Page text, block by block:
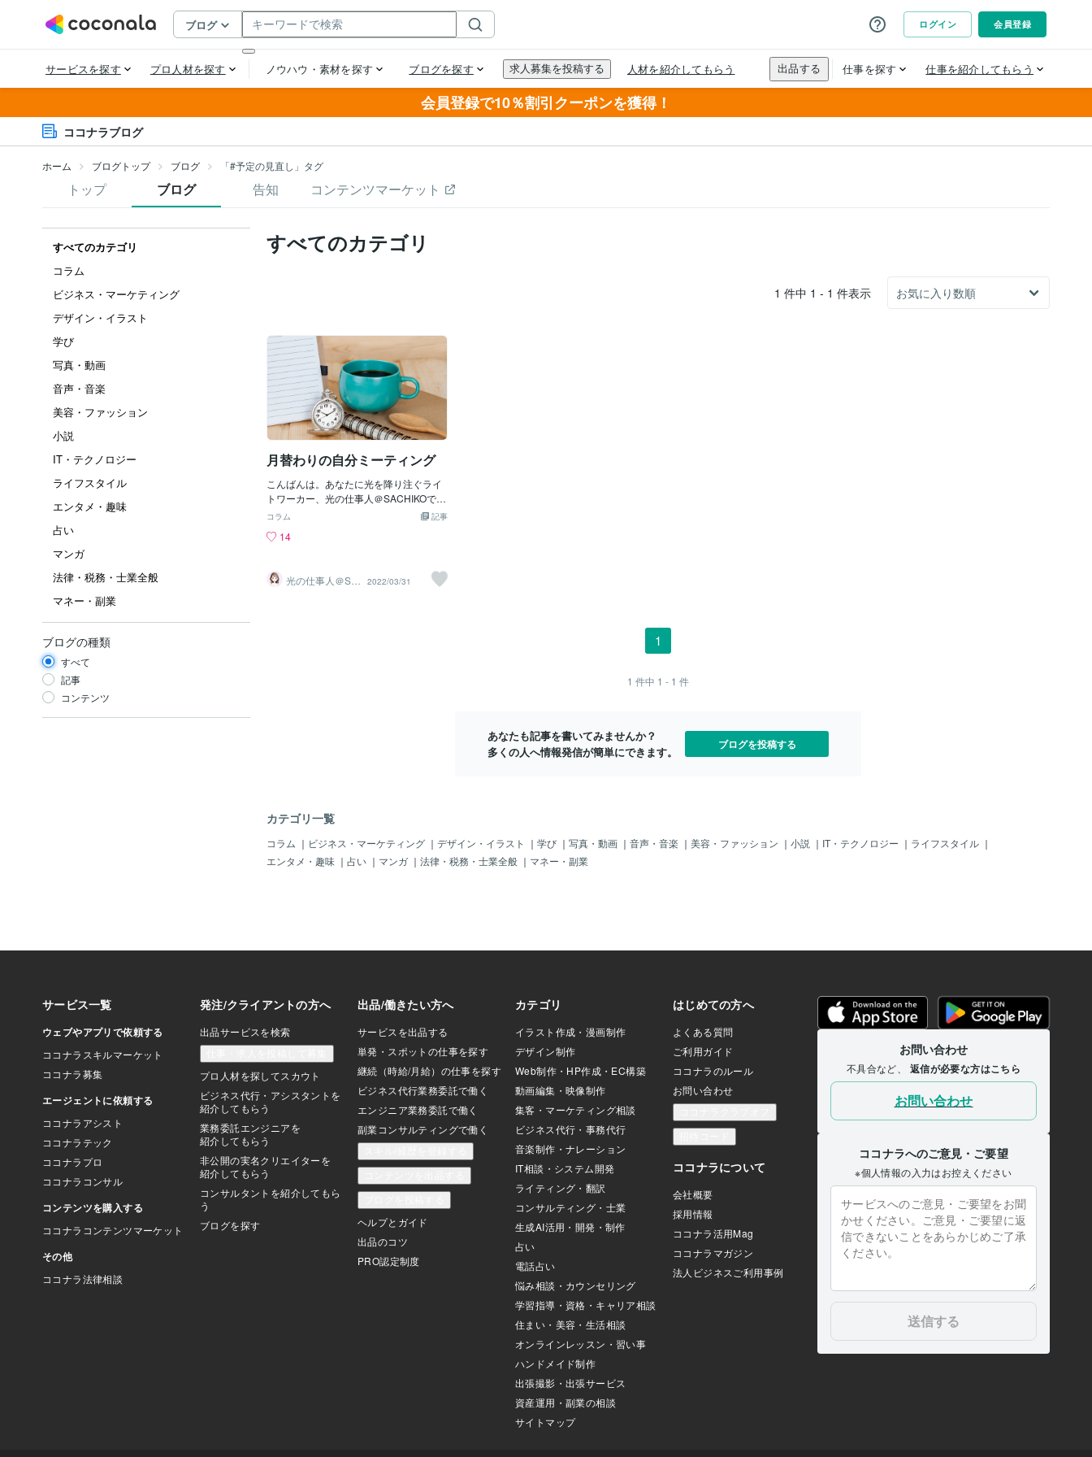
会員登録で10％割引クーポンを獲得！
ココナラブログ
ホーム ブログトップ ブログ 「#予定の見直し」タグ
トップ ブログ 告知 コンテンツマーケット
すべてのカテゴリ
コラム
ビジネス・マーケティング
デザイン・イラスト
学び
写真・動画
音声・音楽
美容・ファッション
小説
IT・テクノロジー
ライフスタイル
エンタメ・趣味
占い
マンガ
法律・税務・士業全般
マネー・副業
ブログの種類
すべて
記事
コンテンツ
すべてのカテゴリ
1 件中 1 - 1 件表示
月替わりの自分ミーティング
こんばんは。あなたに光を降り注ぐライ
トワーカー、光の仕事人＠SACHIKOで
す。今日は仕事が早く終わったのでカフ
ました♪今日は３月最終日。明日から４
月の予定はどうなっているか？４月やら
ないといけない事は？４月やりたい事行
ャットでお話しましょう！＊出品者なら
しましょう！
記事
コラム
14
光の仕事人＠SA
CHIKO
2022/03/31
1
1 件中 1 - 1 件
あなたも記事を書いてみませんか？
多くの人へ情報発信が簡単にできます。
ブログを投稿する
カテゴリ一覧
コラム ｜ ビジネス・マーケティング ｜ デザイン・イラスト ｜ 学び ｜ 写真・動画 ｜ 音声・音楽 ｜ 美容・ファッション ｜ 小説 ｜ IT・テクノロジー ｜ ライフスタイル ｜
エンタメ・趣味 ｜ 占い ｜ マンガ ｜ 法律・税務・士業全般 ｜ マネー・副業